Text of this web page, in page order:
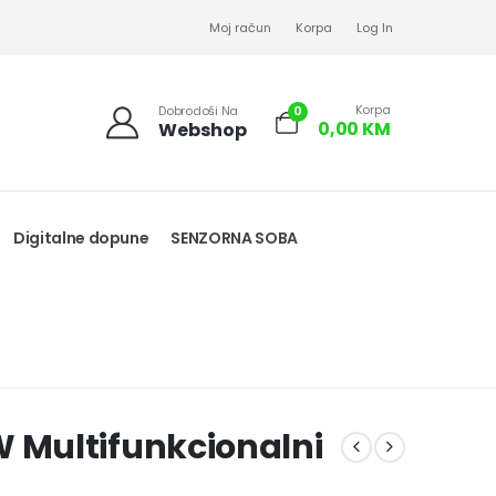
Moj račun Korpa Log In
Dobrodoši Na
Webshop
0 Korpa
0,00 KM
Digitalne dopune SENZORNA SOBA
Multifunkcionalni